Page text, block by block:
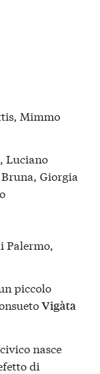
Mimmo
Luciano
Giorgia
Palermo,
piccolo
Vigàta
nasce
di